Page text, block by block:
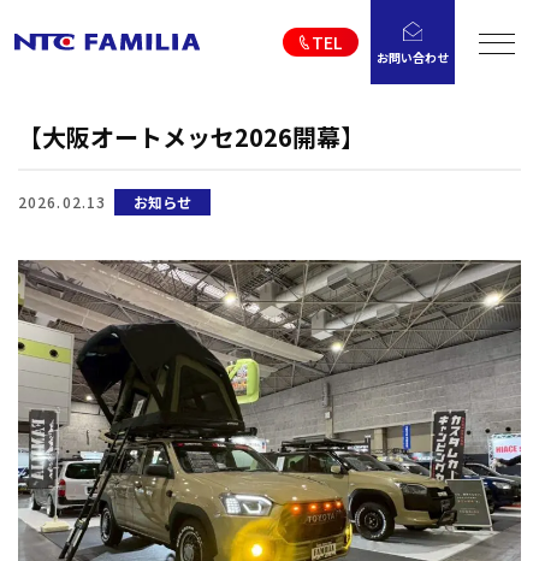
TEL
お問い合わせ
【大阪オートメッセ2026開幕】
2026.02.13 お知らせ